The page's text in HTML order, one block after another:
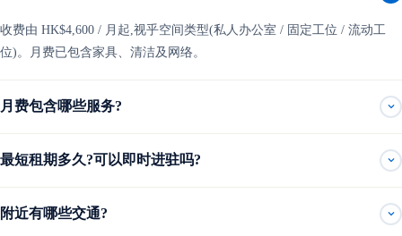
收费由 HK$4,600 / 月起,视乎空间类型(私人办公室 / 固定工位 / 流动工
位)。月费已包含家具、清洁及网络。
月费包含哪些服务?
最短租期多久?可以即时进驻吗?
附近有哪些交通?